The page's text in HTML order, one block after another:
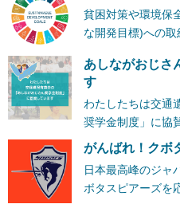
貧困対策や環境保
な開発目標)への取
あしながおじさ
す
わたしたちは交通
奨学金制度」に協
がんばれ！クボ
日本最高峰のジャ
ボタスピアーズを